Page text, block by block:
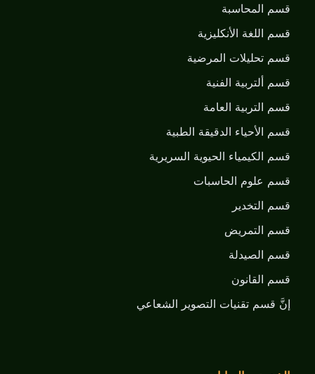
قسم المحاسبة
قسم اللغة الأنكليزية
قسم تحليلات المرضية
قسم ألتربية الفنية
قسم التربية العامة
قسم الأحياء الدقيقة الطبية
قسم الكيمياء الحيوية السريرية
قسم علوم الحاسبات
قسم التخدير
قسم التمريض
قسم الصيدلة
قسم القانون
إنَّ قسم تقنيات التصوير الشعاعي